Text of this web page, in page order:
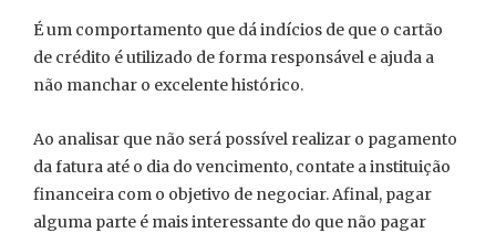
É um comportamento que dá indícios de que o cartão
de crédito é utilizado de forma responsável e ajuda a
não manchar o excelente histórico.
Ao analisar que não será possível realizar o pagamento
da fatura até o dia do vencimento, contate a instituição
financeira com o objetivo de negociar. Afinal, pagar
alguma parte é mais interessante do que não pagar